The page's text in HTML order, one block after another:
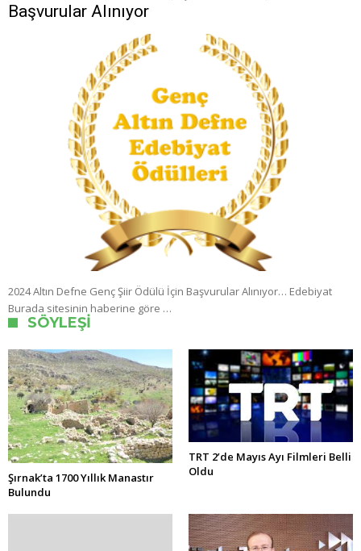
Başvurular Alınıyor
2024 Altın Defne Genç Şiir Ödülü İçin Başvurular Alınıyor… Edebiyat
Burada sitesinin haberine göre …
SÖYLEŞI
Şırnak’ta 1700 Yıllık Manastır
Bulundu
TRT 2’de Mayıs Ayı Filmleri Belli
Oldu